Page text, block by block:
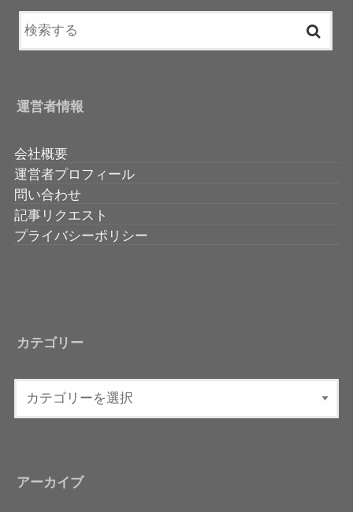
運営者情報
会社概要
運営者プロフィール
問い合わせ
記事リクエスト
プライバシーポリシー
カテゴリー
アーカイブ